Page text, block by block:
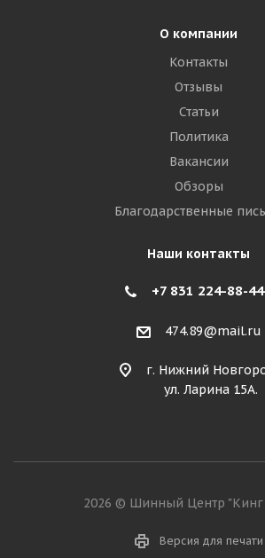
О компании
Контакты
Отзывы
Статьи
Политика
Вакансии
Обзоры
Благодарственные
Наши контакты
+7 831 224-88-44
474.89@mail.ru
г. Нижний
ул. Ларина 15А.
2026 © Шинный Центр "Кинг
Версия для печати